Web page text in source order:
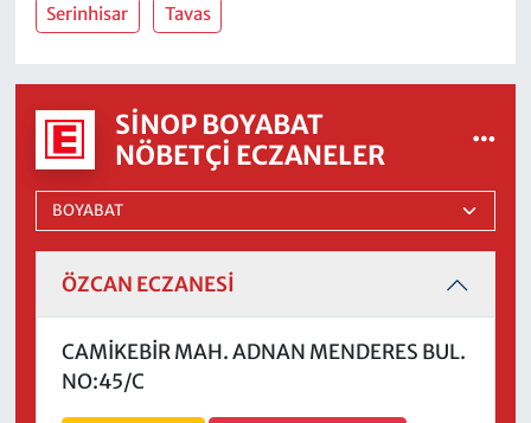
Serinhisar Tavas
SINOP BOYABAT
NÖBETÇI ECZANELER
ÖZCAN ECZANESİ
CAMİKEBİR MAH. ADNAN MENDERES BUL.
NO:45/C